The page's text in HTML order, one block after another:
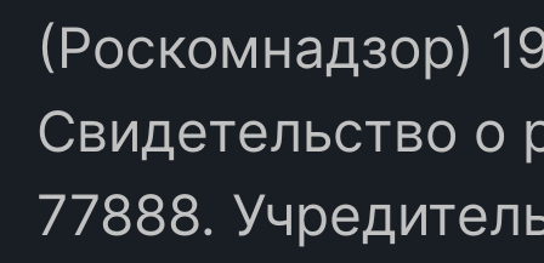
(Роскомнадзор)
Свидетельство
77888.